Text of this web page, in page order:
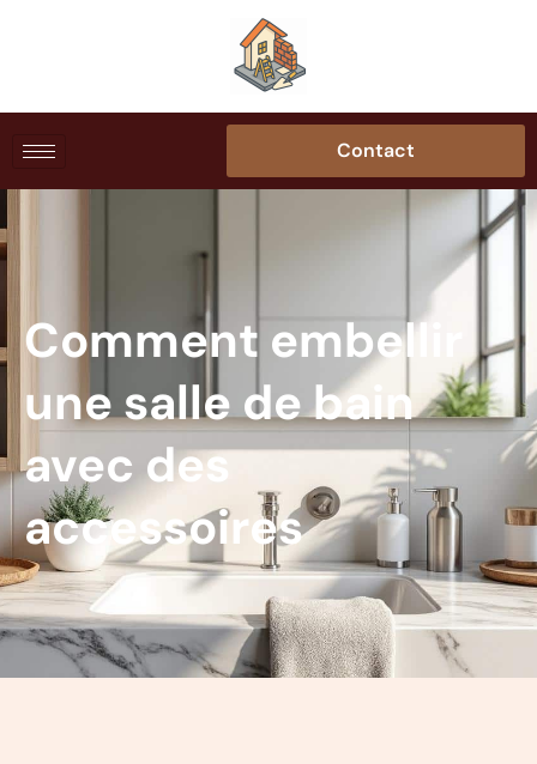
Contact
Comment embellir
une salle de bain
avec des
accessoires